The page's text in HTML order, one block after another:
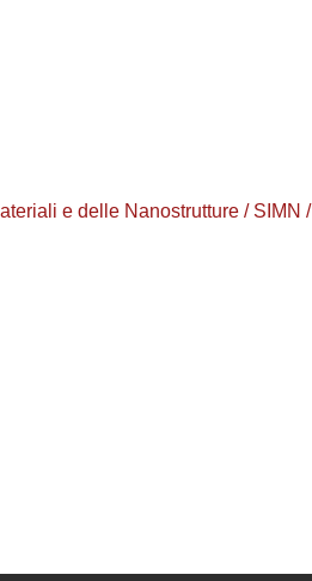
e delle Nanostrutture / SIMN /